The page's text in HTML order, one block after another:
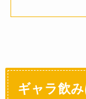
ギャラ飲